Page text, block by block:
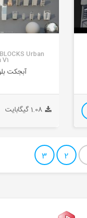
Urban
آبجکت
1.08 گیگابایت
2
3